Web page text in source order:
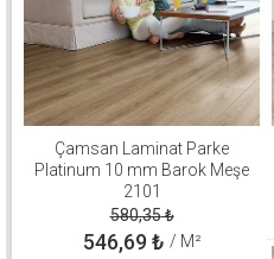
Çamsan Laminat Parke
Platinum 10 mm Barok Meşe
2101
580,35₺
546,69₺ / M²